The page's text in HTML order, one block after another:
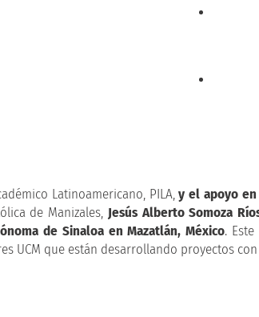
Latinoamericano, PILA,y el apoyo en
de Manizales, Jesús Alberto Somoza
de Sinaloa en Mazatlán, México.
UCM que están desarrollando proyectos